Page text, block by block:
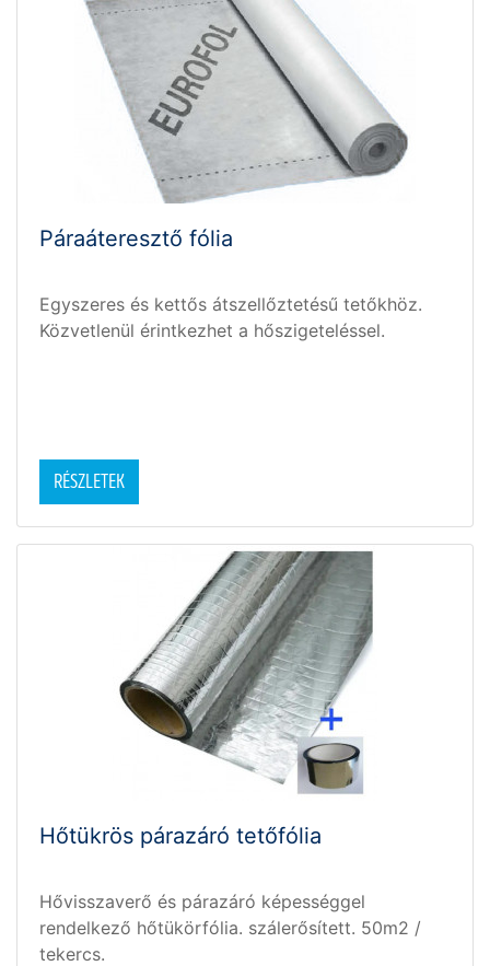
Páraáteresztő fólia
Egyszeres és kettős átszellőztetésű tetőkhöz.
Közvetlenül érintkezhet a hőszigeteléssel.
RÉSZLETEK
Hőtükrös párazáró tetőfólia
Hővisszaverő és párazáró képességgel
rendelkező hőtükörfólia. szálerősített. 50m2 /
tekercs.